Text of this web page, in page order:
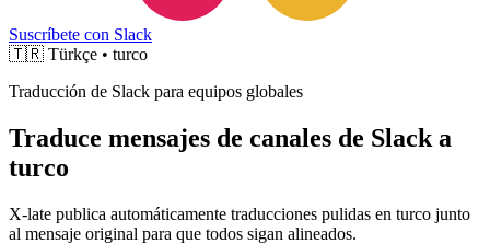
Suscríbete con Slack
🇹🇷 Türkçe • turco
Traducción de Slack para equipos globales
Traduce mensajes de canales de Slack a
turco
X-late publica automáticamente traducciones pulidas en turco junto
al mensaje original para que todos sigan alineados.